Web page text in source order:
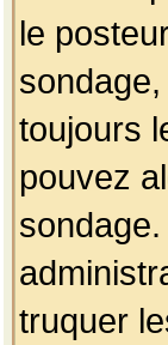
le
toujours
pouvez
truquer